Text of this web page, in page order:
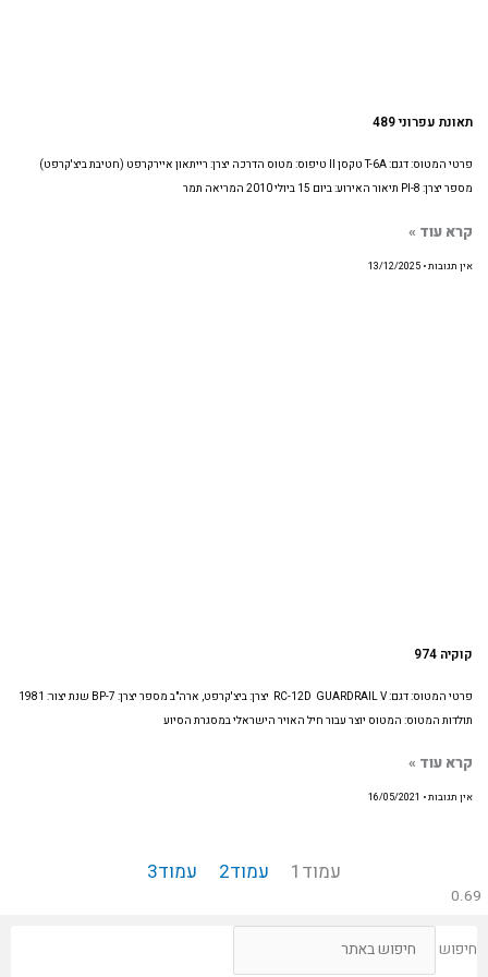
תאונת עפרוני 489
פרטי המטוס: דגם: T-6A טקסן II טיפוס: מטוס הדרכה יצרן: רייתאון איירקרפט (חטיבת ביצ'קרפט)
מספר יצרן: PI-8 תיאור האירוע: ביום 15 ביולי 2010 המריאה תמר
קרא עוד »
אין תגובות
קוקיה 974
פרטי המטוס: דגם: RC-12D GUARDRAIL V יצרן: ביצ'קרפט, ארה"ב מספר יצרן: 7-BP שנת יצור: 1981
תולדות המטוס: המטוס יוצר עבור חיל האויר הישראלי במסגרת הסיוע
קרא עוד »
אין תגובות
עמוד1 עמוד2 עמוד3
חיפוש